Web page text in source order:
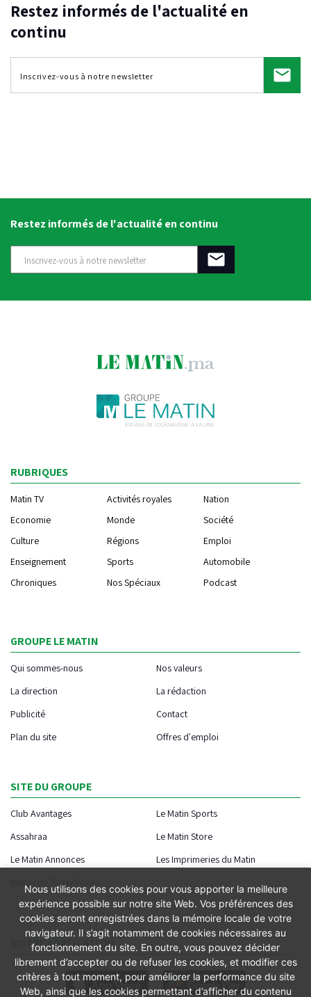
Restez informés de l'actualité en
continu
Restez informés de l'actualité en continu
RUBRIQUES
Matin TV Activités royales
Nation
Economie
Monde
Société
Culture
Régions
Emploi
Enseignement
Sports
Automobile
Chroniques
Nos Spéciaux Podcast
GROUPE LE MATIN
Qui sommes-nous
Nos valeurs
La direction
La rédaction
Publicité
Contact
Plan du site
Offres d'emploi
SITE DU GROUPE
Club Avantages
Le Matin Sports
Assahraa
Le Matin Store
Le Matin Annonces
Les Imprimeries du Matin
Morocco Today Forum
NOTRE APPLICATION
Nous utilisons des cookies pour vous apporter la meilleure
expérience possible sur notre site Web. Vos préférences des
cookies seront enregistrées dans la mémoire locale de votre
navigateur. Il s’agit notamment de cookies nécessaires au
fonctionnement du site. En outre, vous pouvez décider
librement d’accepter ou de refuser les cookies, et modifier ces
critères à tout moment, pour améliorer la performance du site
Web, ainsi que les cookies permettant d’afficher du contenu